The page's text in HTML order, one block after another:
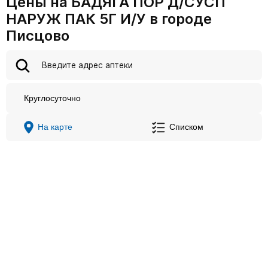
НАРУЖ ПАК 5Г И/У в городе
Писцово
Круглосуточно
На карте Списком